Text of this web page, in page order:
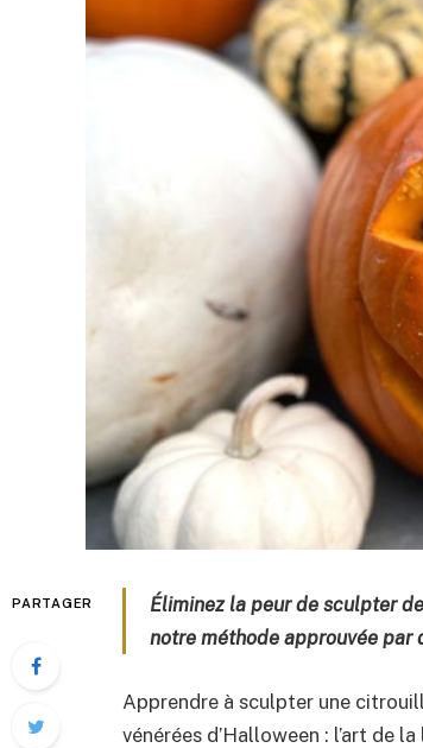
PARTAGER
Éliminez la peur de sculpter
notre méthode approuvée par
Apprendre à sculpter une
vénérées d’Halloween : l’art de